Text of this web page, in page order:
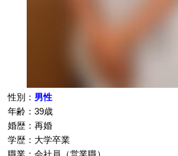
性別： 男性
年齢：39歳
婚歴：再婚
学歴：大学卒業